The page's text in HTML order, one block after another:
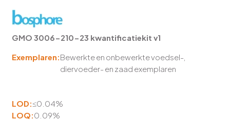
GMO 3006-210-23 kwantificatiekit v1
Exemplaren:Bewerkte en onbewerkte voedsel-,
diervoeder- en zaad exemplaren
LOD:≤0.04%
LOQ:0.09%